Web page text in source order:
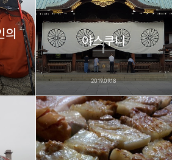
의
야스쿠니
2019.09.18